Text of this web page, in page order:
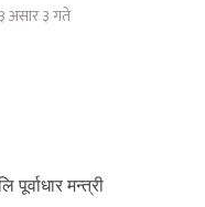
असार ३ गते
पूर्वाधार मन्त्री